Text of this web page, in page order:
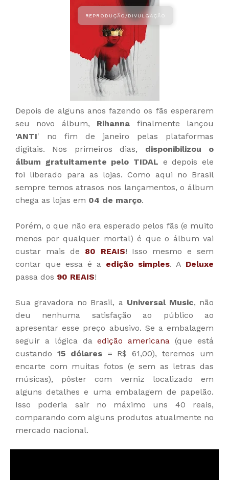
Depois de alguns anos fazendo os fãs esperarem
seu novo álbum, Rihanna finalmente lançou
'ANTI' no fim de janeiro pelas plataformas
digitais. Nos primeiros dias, disponibilizou o
álbum gratuitamente pelo TIDAL e depois ele
foi liberado para as lojas. Como aqui no Brasil
sempre temos atrasos nos lançamentos, o álbum
chega as lojas em 04 de março.
Porém, o que não era esperado pelos fãs (e muito
menos por qualquer mortal) é que o álbum vai
custar mais de 80 REAIS! Isso mesmo e sem
contar que essa é a edição simples. A Deluxe
passa dos 90 REAIS!
Sua gravadora no Brasil, a Universal Music, não
deu nenhuma satisfação ao público ao
apresentar esse preço abusivo. Se a embalagem
seguir a lógica daedição americana (que está
custando 15 dólares= R$ 61,00), teremos um
encarte com muitas fotos (e sem as letras das
músicas), pôster com verniz localizado em
alguns detalhes e uma embalagem de papelão.
Isso poderia sair no máximo uns 40 reais,
comparando com alguns produtos atualmente no
mercado nacional.